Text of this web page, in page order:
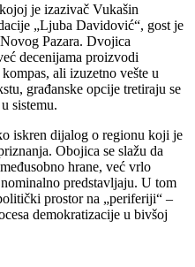
je izazivač Vukašin
„Ljuba Davidović“, gost je
Pazara. Dvojica
decenijama proizvodi
ali izuzetno vešte u
građanske opcije tretiraju se
sistemu.
iskren dijalog o regionu koji je
Obojica se slažu da
hrane, već vrlo
predstavljaju. U tom
prostor na „periferiji“ –
demokratizacije u bivšoj